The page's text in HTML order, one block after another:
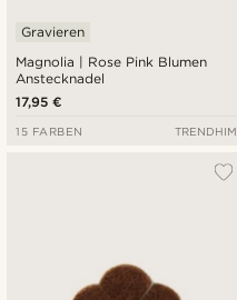
Magnolia | Rose Pink Blumen
Anstecknadel
Gravieren
17,95 €
15 FARBEN TRENDHIM